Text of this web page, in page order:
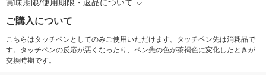
賞味期限/使用期限・返品について
ご購入について
こちらはタッチペンとしてのみご使用いただけます。タッチペン先は消耗品で
す。タッチペンの反応が悪くなったり、ペン先の色が茶褐色に変化したときが
交換時期です。